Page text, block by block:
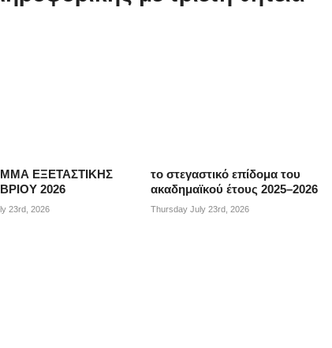
ΕΞΕΤΑΣΤΙΚΗΣ
2026
23rd, 2026
το στεγαστικό επίδομα του
ακαδημαϊκού έτους 2025–2026
Thursday July 23rd, 2026